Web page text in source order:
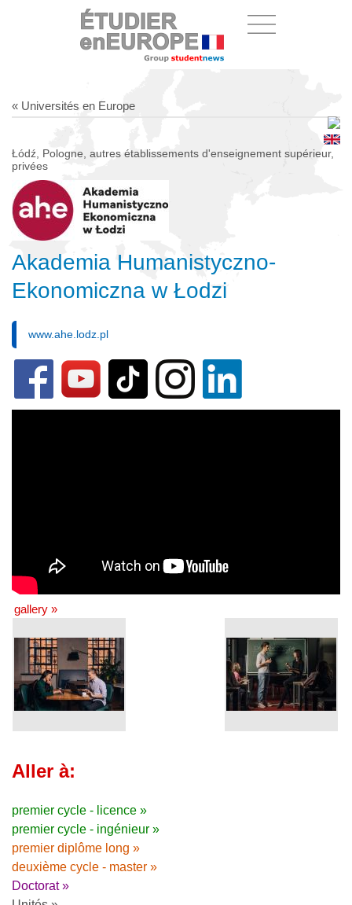
« Universités en Europe
Łódź, Pologne, autres établissements d'enseignement supérieur,
privées
Akademia Humanistyczno-
Ekonomiczna w Łodzi
www.ahe.lodz.pl
gallery »
Aller à:
premier cycle - licence »
premier cycle - ingénieur »
premier diplôme long »
deuxième cycle - master »
Doctorat »